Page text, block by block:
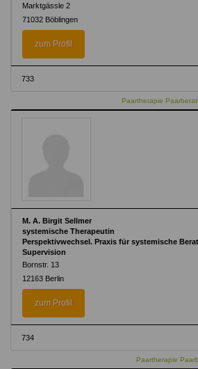
Marktgässle 2
71032 Böblingen
zum Profil
733
Paartherapie
M. A. Birgit Sellmer
systemische Therapeutin
Perspektivwechsel. Praxis für systemische
Supervision
Bornstr. 13
12163 Berlin
zum Profil
734
Paartherapie